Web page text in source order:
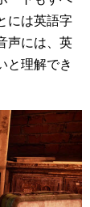
には英語字
声には、英
と理解でき